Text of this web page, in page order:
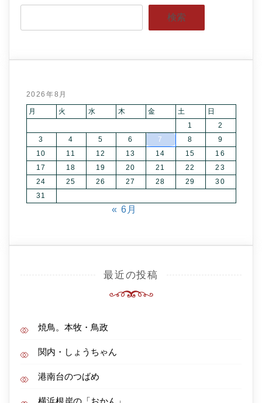
検索
2026年8月
月 火 水 木 金 土
日
1
2
3
4 5 6 7 8
9
10
11 12 13 14 15
16
17
18 19 20 21 22
23
24
25 26 27 28 29
30
31
« 6月
最近の投稿
焼鳥。本牧・鳥政
関内・しょうちゃん
港南台のつばめ